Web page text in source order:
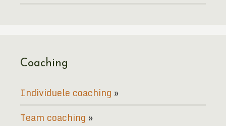
Coaching
Individuele coaching
Team coaching